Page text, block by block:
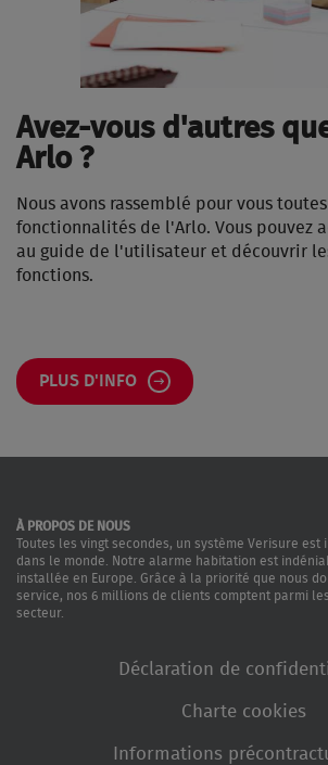
Avez-vous d'autres
Arlo ?
Nous avons rassemblé pour vous
fonctionnalités de l'Arlo. Vous pouvez
au guide de l'utilisateur et découvrir
fonctions.
PLUS D'INFO
À PROPOS DE NOUS
Toutes les vingt secondes, un système Verisure
dans le monde. Notre alarme habitation est
installée en Europe. Grâce à la priorité que nous
service, nos 6 millions de clients comptent parmi
secteur.
Déclaration de
Charte cookies
Informations